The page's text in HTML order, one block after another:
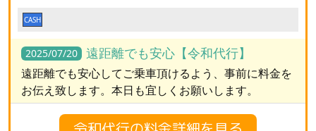
CASH
2025/07/20 遠距離でも安心【令和代行】
遠距離でも安心してご乗車頂けるよう、事前に料金を
お伝え致します。本日も宜しくお願いします。